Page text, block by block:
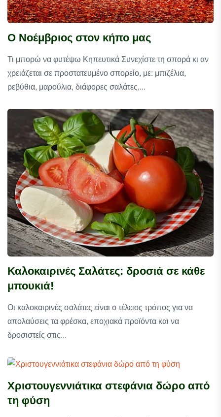
Ο Νοέμβριος στον κήπο μας
Τι μπορώ να φυτέψω Κηπευτικά Συνεχίστε τη σπορά κι αν
χρειάζεται σε προστατευμένο σπορείο, με: μπιζέλια,
ρεβύθια, μαρούλια, διάφορες σαλάτες,...
Καλοκαιρινές Σαλάτες: δροσιά σε κάθε
μπουκιά!
Οι καλοκαιρινές σαλάτες είναι ο τέλειος τρόπος για να
απολαύσεις τα φρέσκα, εποχιακά προϊόντα και να
δροσιστείς στις...
Χριστουγεννιάτικα στεφάνια δώρο από
τη φύση